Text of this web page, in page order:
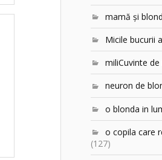
mamă şi
Micile bucurii
miliCuvinte de
neuron de
o blonda in
o copila care
(127)